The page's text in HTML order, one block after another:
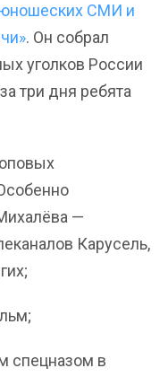
СМИ и
. Он собрал
уголков России
три дня ребята
—
Карусель,
спецназом в